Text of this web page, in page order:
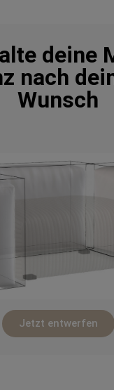
deine
nach
Wunsch
Jetzt entwerfen